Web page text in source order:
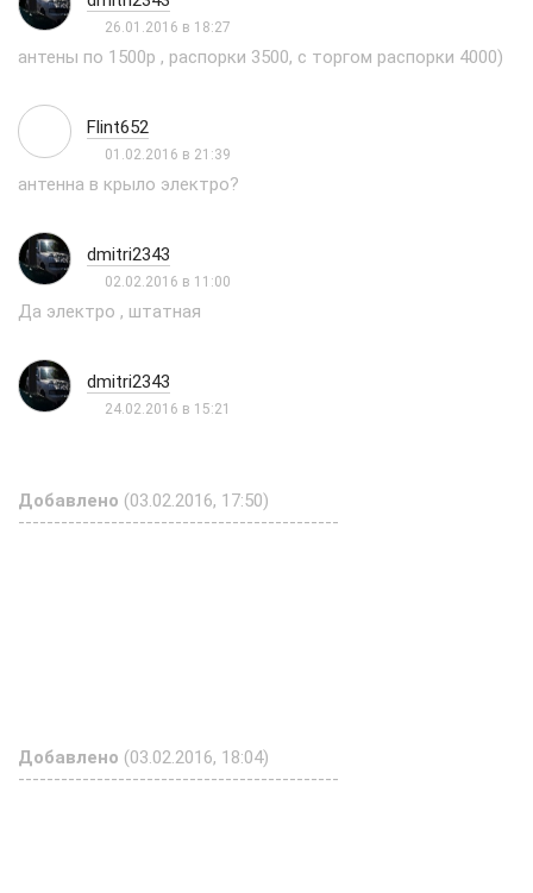
26.01.2016 в 18:27
антены по 1500р , распорки 3500, с торгом распорки 4000)
Flint652
01.02.2016 в 21:39
антенна в крыло электро?
dmitri2343
02.02.2016 в 11:00
Да электро , штатная
dmitri2343
24.02.2016 в 15:21
Добавлено (03.02.2016, 17:50)
---------------------------------------------
Добавлено (03.02.2016, 18:04)
---------------------------------------------